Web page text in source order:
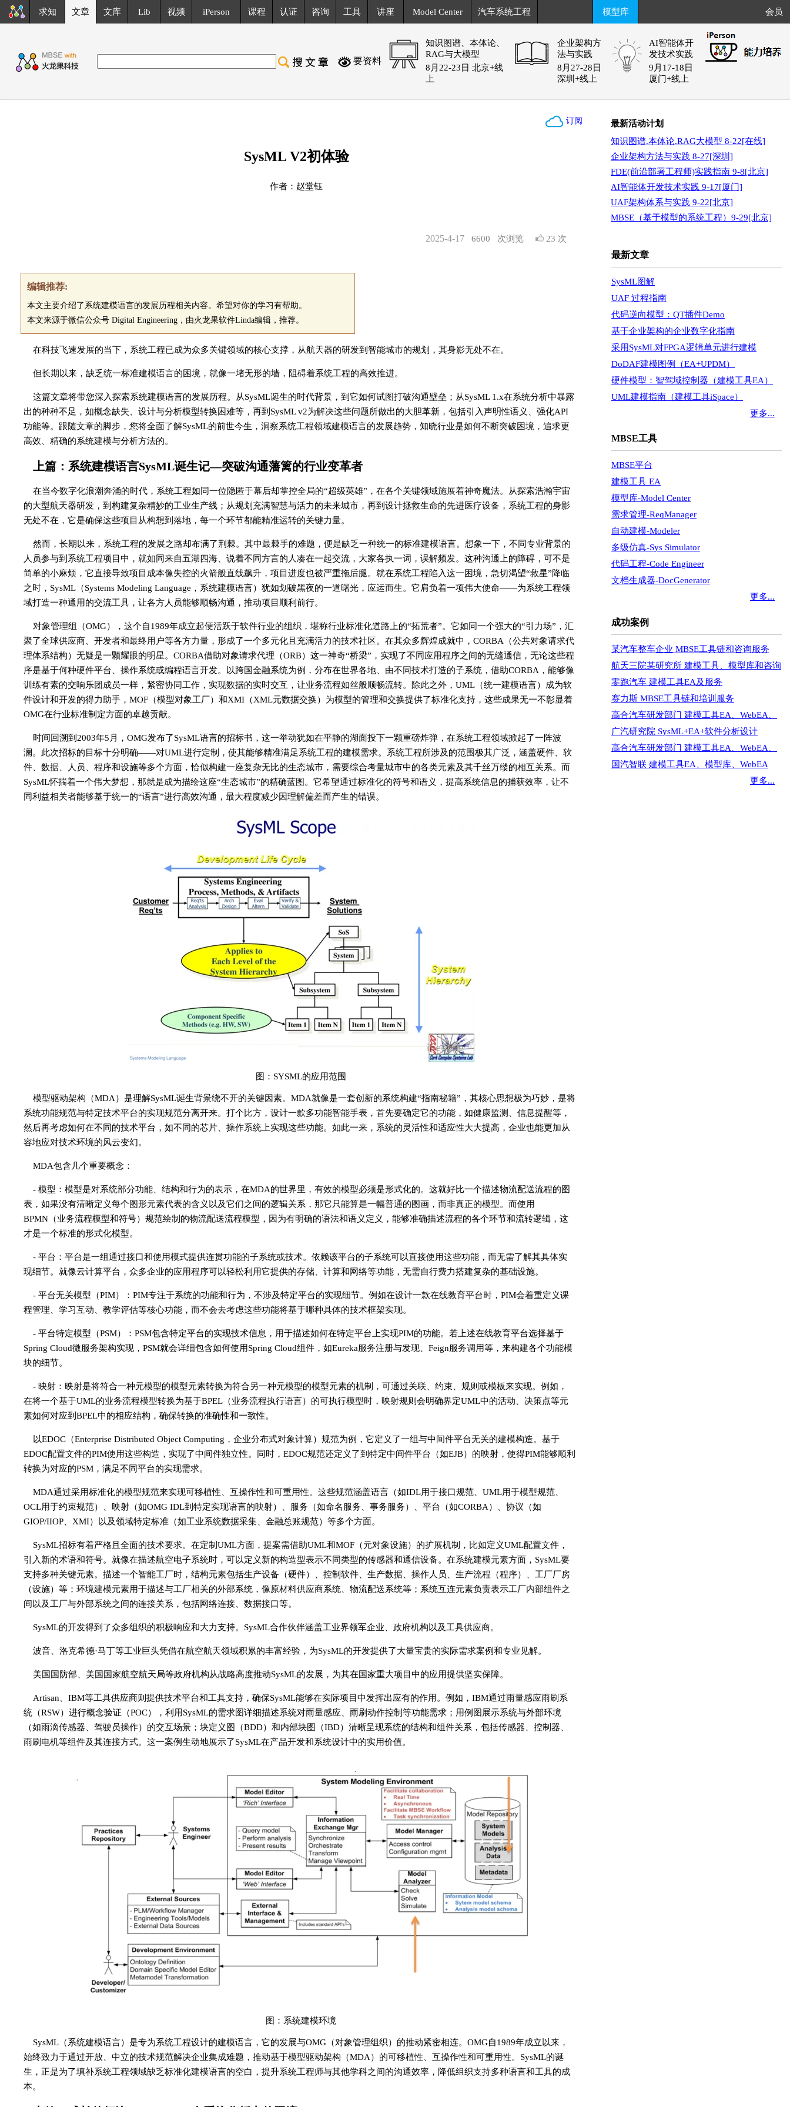
求知 文章 文库 Lib 视频 iPerson 课程 认证 咨询 工具 讲座 Model Center 汽车系统工程 模型库 会员
要资料
知识图谱、本体论、
RAG与大模型
8月22-23日 北京+线
上
企业架构方
法与实践
8月27-28日
深圳+线上
AI智能体开
发技术实践
9月17-18日
厦门+线上
订阅
SysML V2初体验
作者：赵堂钰
6600 次浏览 23 次
2025-4-17
编辑推荐:
本文主要介绍了系统建模语言的发展历程相关内容。希望对你的学习有帮助。
本文来源于微信公众号 Digital Engineering，由火龙果软件Linda编辑，推荐。
在科技飞速发展的当下，系统工程已成为众多关键领域的核心支撑，从航天器的研发到智能城市的规划，其身影无处不在。
但长期以来，缺乏统一标准建模语言的困境，就像一堵无形的墙，阻碍着系统工程的高效推进。
这篇文章将带您深入探索系统建模语言的发展历程。从SysML诞生的时代背景，到它如何试图打破沟通壁垒；从SysML 1.x在系统分析中暴露
出的种种不足，如概念缺失、设计与分析模型转换困难等，再到SysML v2为解决这些问题所做出的大胆革新，包括引入声明性语义、强化API
功能等。跟随文章的脚步，您将全面了解SysML的前世今生，洞察系统工程领域建模语言的发展趋势，知晓行业是如何不断突破困境，追求更
高效、精确的系统建模与分析方法的。
上篇：系统建模语言SysML诞生记—突破沟通藩篱的行业变革者
在当今数字化浪潮奔涌的时代，系统工程如同一位隐匿于幕后却掌控全局的“超级英雄”，在各个关键领域施展着神奇魔法。从探索浩瀚宇宙
的大型航天器研发，到构建复杂精妙的工业生产线；从规划充满智慧与活力的未来城市，再到设计拯救生命的先进医疗设备，系统工程的身影
无处不在，它是确保这些项目从构想到落地，每一个环节都能精准运转的关键力量。
然而，长期以来，系统工程的发展之路却布满了荆棘。其中最棘手的难题，便是缺乏一种统一的标准建模语言。想象一下，不同专业背景的
人员参与到系统工程项目中，就如同来自五湖四海、说着不同方言的人凑在一起交流，大家各执一词，误解频发。这种沟通上的障碍，可不是
简单的小麻烦，它直接导致项目成本像失控的火箭般直线飙升，项目进度也被严重拖后腿。就在系统工程陷入这一困境，急切渴望“救星”降临
之时，SysML（Systems Modeling Language，系统建模语言）犹如划破黑夜的一道曙光，应运而生。它肩负着一项伟大使命——为系统工程领
域打造一种通用的交流工具，让各方人员能够顺畅沟通，推动项目顺利前行。
对象管理组（OMG），这个自1989年成立起便活跃于软件行业的组织，堪称行业标准化道路上的“拓荒者”。它如同一个强大的“引力场”，汇
聚了全球供应商、开发者和最终用户等各方力量，形成了一个多元化且充满活力的技术社区。在其众多辉煌成就中，CORBA（公共对象请求代
理体系结构）无疑是一颗耀眼的明星。CORBA借助对象请求代理（ORB）这一神奇“桥梁”，实现了不同应用程序之间的无缝通信，无论这些程
序是基于何种硬件平台、操作系统或编程语言开发。以跨国金融系统为例，分布在世界各地、由不同技术打造的子系统，借助CORBA，能够像
训练有素的交响乐团成员一样，紧密协同工作，实现数据的实时交互，让业务流程如丝般顺畅流转。除此之外，UML（统一建模语言）成为软
件设计和开发的得力助手，MOF（模型对象工厂）和XMI（XML元数据交换）为模型的管理和交换提供了标准化支持，这些成果无一不彰显着
OMG在行业标准制定方面的卓越贡献。
时间回溯到2003年5月，OMG发布了SysML语言的招标书，这一举动犹如在平静的湖面投下一颗重磅炸弹，在系统工程领域掀起了一阵波
澜。此次招标的目标十分明确——对UML进行定制，使其能够精准满足系统工程的建模需求。系统工程所涉及的范围极其广泛，涵盖硬件、软
件、数据、人员、程序和设施等多个方面，恰似构建一座复杂无比的生态城市，需要综合考量城市中的各类元素及其千丝万缕的相互关系。而
SysML怀揣着一个伟大梦想，那就是成为描绘这座“生态城市”的精确蓝图。它希望通过标准化的符号和语义，提高系统信息的捕获效率，让不
同利益相关者能够基于统一的“语言”进行高效沟通，最大程度减少因理解偏差而产生的错误。
图：SYSML的应用范围
模型驱动架构（MDA）是理解SysML诞生背景绕不开的关键因素。MDA就像是一套创新的系统构建“指南秘籍”，其核心思想极为巧妙，是将
系统功能规范与特定技术平台的实现规范分离开来。打个比方，设计一款多功能智能手表，首先要确定它的功能，如健康监测、信息提醒等，
然后再考虑如何在不同的技术平台，如不同的芯片、操作系统上实现这些功能。如此一来，系统的灵活性和适应性大大提高，企业也能更加从
容地应对技术环境的风云变幻。
MDA包含几个重要概念：
- 模型：模型是对系统部分功能、结构和行为的表示，在MDA的世界里，有效的模型必须是形式化的。这就好比一个描述物流配送流程的图
表，如果没有清晰定义每个图形元素代表的含义以及它们之间的逻辑关系，那它只能算是一幅普通的图画，而非真正的模型。而使用
BPMN（业务流程模型和符号）规范绘制的物流配送流程模型，因为有明确的语法和语义定义，能够准确描述流程的各个环节和流转逻辑，这
才是一个标准的形式化模型。
- 平台：平台是一组通过接口和使用模式提供连贯功能的子系统或技术。依赖该平台的子系统可以直接使用这些功能，而无需了解其具体实
现细节。就像云计算平台，众多企业的应用程序可以轻松利用它提供的存储、计算和网络等功能，无需自行费力搭建复杂的基础设施。
- 平台无关模型（PIM）：PIM专注于系统的功能和行为，不涉及特定平台的实现细节。例如在设计一款在线教育平台时，PIM会着重定义课
程管理、学习互动、教学评估等核心功能，而不会去考虑这些功能将基于哪种具体的技术框架实现。
- 平台特定模型（PSM）：PSM包含特定平台的实现技术信息，用于描述如何在特定平台上实现PIM的功能。若上述在线教育平台选择基于
Spring Cloud微服务架构实现，PSM就会详细包含如何使用Spring Cloud组件，如Eureka服务注册与发现、Feign服务调用等，来构建各个功能模
块的细节。
- 映射：映射是将符合一种元模型的模型元素转换为符合另一种元模型的模型元素的机制，可通过关联、约束、规则或模板来实现。例如，
在将一个基于UML的业务流程模型转换为基于BPEL（业务流程执行语言）的可执行模型时，映射规则会明确界定UML中的活动、决策点等元
素如何对应到BPEL中的相应结构，确保转换的准确性和一致性。
以EDOC（Enterprise Distributed Object Computing，企业分布式对象计算）规范为例，它定义了一组与中间件平台无关的建模构造。基于
EDOC配置文件的PIM使用这些构造，实现了中间件独立性。同时，EDOC规范还定义了到特定中间件平台（如EJB）的映射，使得PIM能够顺利
转换为对应的PSM，满足不同平台的实现需求。
MDA通过采用标准化的模型规范来实现可移植性、互操作性和可重用性。这些规范涵盖语言（如IDL用于接口规范、UML用于模型规范、
OCL用于约束规范）、映射（如OMG IDL到特定实现语言的映射）、服务（如命名服务、事务服务）、平台（如CORBA）、协议（如
GIOP/IIOP、XMI）以及领域特定标准（如工业系统数据采集、金融总账规范）等多个方面。
SysML招标有着严格且全面的技术要求。在定制UML方面，提案需借助UML和MOF（元对象设施）的扩展机制，比如定义UML配置文件，
引入新的术语和符号。就像在描述航空电子系统时，可以定义新的构造型表示不同类型的传感器和通信设备。在系统建模元素方面，SysML要
支持多种关键元素。描述一个智能工厂时，结构元素包括生产设备（硬件）、控制软件、生产数据、操作人员、生产流程（程序）、工厂厂房
（设施）等；环境建模元素用于描述与工厂相关的外部系统，像原材料供应商系统、物流配送系统等；系统互连元素负责表示工厂内部组件之
间以及工厂与外部系统之间的连接关系，包括网络连接、数据接口等。
SysML的开发得到了众多组织的积极响应和大力支持。SysML合作伙伴涵盖工业界领军企业、政府机构以及工具供应商。
波音、洛克希德·马丁等工业巨头凭借在航空航天领域积累的丰富经验，为SysML的开发提供了大量宝贵的实际需求案例和专业见解。
美国国防部、美国国家航空航天局等政府机构从战略高度推动SysML的发展，为其在国家重大项目中的应用提供坚实保障。
Artisan、IBM等工具供应商则提供技术平台和工具支持，确保SysML能够在实际项目中发挥出应有的作用。例如，IBM通过雨量感应雨刷系
统（RSW）进行概念验证（POC），利用SysML的需求图详细描述系统对雨量感应、雨刷动作控制等功能需求；用例图展示系统与外部环境
（如雨滴传感器、驾驶员操作）的交互场景；块定义图（BDD）和内部块图（IBD）清晰呈现系统的结构和组件关系，包括传感器、控制器、
雨刷电机等组件及其连接方式。这一案例生动地展示了SysML在产品开发和系统设计中的实用价值。
图：系统建模环境
SysML（系统建模语言）是专为系统工程设计的建模语言，它的发展与OMG（对象管理组织）的推动紧密相连。OMG自1989年成立以来，
始终致力于通过开放、中立的技术规范解决企业集成难题，推动基于模型驱动架构（MDA）的可移植性、互操作性和可重用性。SysML的诞
生，正是为了填补系统工程领域缺乏标准化建模语言的空白，提升系统工程师与其他学科之间的沟通效率，降低组织支持多种语言和工具的成
本。
最新活动计划
知识图谱.本体论.RAG大模型 8-22[在线]
企业架构方法与实践 8-27[深圳]
FDE(前沿部署工程师)实践指南 9-8[北京]
AI智能体开发技术实践 9-17[厦门]
UAF架构体系与实践 9-22[北京]
MBSE（基于模型的系统工程）9-29[北京]
最新文章
SysML图解
UAF 过程指南
代码逆向模型：QT插件Demo
基于企业架构的企业数字化指南
采用SysML对FPGA逻辑单元进行建模
DoDAF建模图例（EA+UPDM）
硬件模型：智驾域控制器（建模工具EA）
UML建模指南（建模工具iSpace）
更多...
MBSE工具
MBSE平台
建模工具 EA
模型库-Model Center
需求管理-ReqManager
自动建模-Modeler
多级仿真-Sys Simulator
代码工程-Code Engineer
文档生成器-DocGenerator
更多...
成功案例
某汽车整车企业 MBSE工具链和咨询服务
航天三院某研究所 建模工具、模型库和咨询
零跑汽车 建模工具EA及服务
赛力斯 MBSE工具链和培训服务
高合汽车研发部门 建模工具EA、WebEA、
广汽研究院 SysML+EA+软件分析设计
高合汽车研发部门 建模工具EA、WebEA、
国汽智联 建模工具EA、模型库、WebEA
更多...